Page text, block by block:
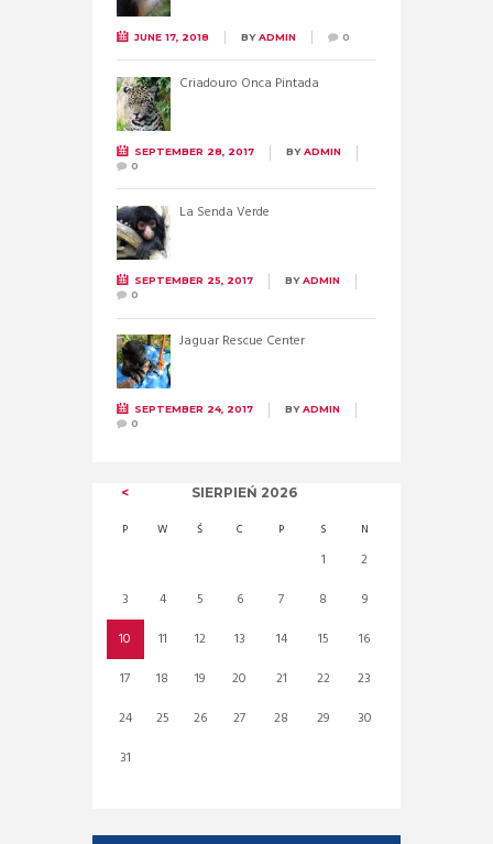
JUNE 17, 2018 BYADMIN 0
Criadouro Onca Pintada
SEPTEMBER 28, 2017 BYADMIN
0
La Senda Verde
SEPTEMBER 25, 2017 BYADMIN
0
Jaguar Rescue Center
SEPTEMBER 24, 2017 BYADMIN
0
SIERPIEŃ 2026
P W Ś C P S N
1
2
3
4 5 6 7 8
9
10
11 12 13 14 15
16
17
18 19 20 21 22
23
24
25 26 27 28 29
30
31